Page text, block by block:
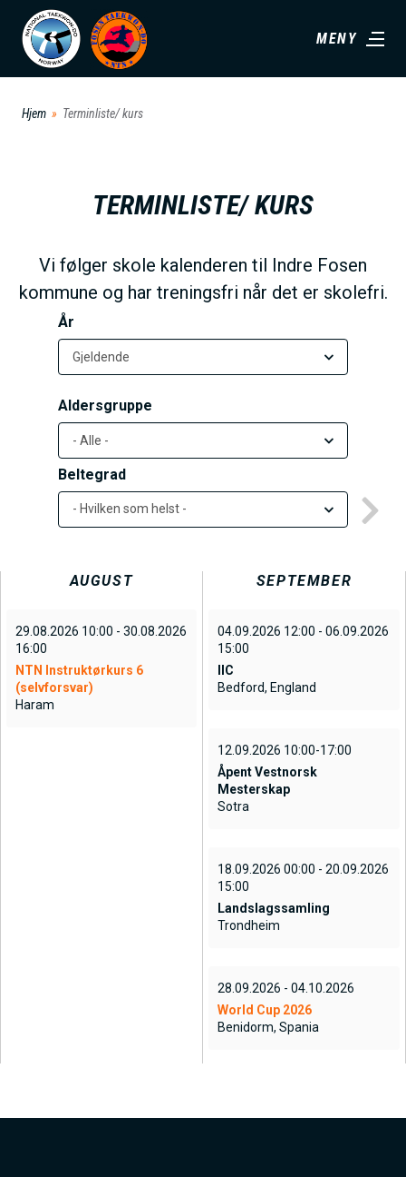
MENY
Hjem Terminliste/ kurs
TERMINLISTE/ KURS
Vi følger skole kalenderen til Indre Fosen
kommune og har treningsfri når det er skolefri.
År
Aldersgruppe
Beltegrad
- Hvilken som helst -
AUGUST
29.08.2026 10:00 - 30.08.2026
16:00
NTN Instruktørkurs 6
(selvforsvar)
Haram
SEPTEMBER
04.09.2026 12:00 - 06.09.2026
15:00
IIC
Bedford, England
12.09.2026 10:00-17:00
Åpent Vestnorsk
Mesterskap
Sotra
18.09.2026 00:00 - 20.09.2026
15:00
Landslagssamling
Trondheim
28.09.2026 - 04.10.2026
World Cup 2026
Benidorm, Spania